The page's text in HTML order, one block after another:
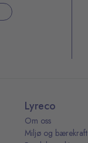
Lyreco
Om oss
Miljø og bærekraft